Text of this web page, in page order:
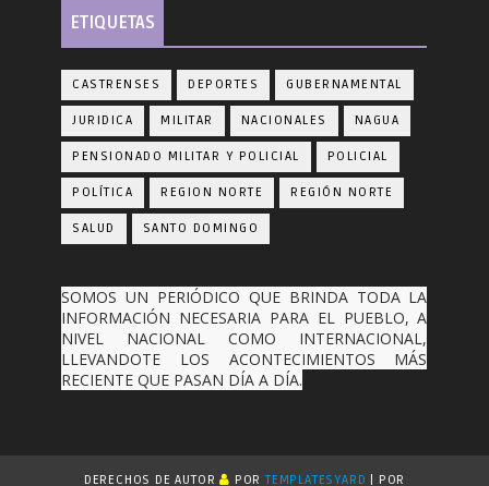
ETIQUETAS
CASTRENSES DEPORTES GUBERNAMENTAL
JURIDICA MILITAR NACIONALES NAGUA
PENSIONADO MILITAR Y POLICIAL POLICIAL
POLÍTICA REGION NORTE REGIÓN NORTE
SALUD SANTO DOMINGO
SOMOS UN PERIÓDICO QUE BRINDA TODA LA
INFORMACIÓN NECESARIA PARA EL PUEBLO, A
NIVEL NACIONAL COMO INTERNACIONAL,
LLEVANDOTE LOS ACONTECIMIENTOS MÁS
RECIENTE QUE PASAN DÍA A DÍA.
DERECHOS DE AUTOR PORTEMPLATESYARD | POR